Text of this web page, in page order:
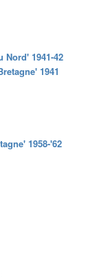
1941-42
1941
1958-'62